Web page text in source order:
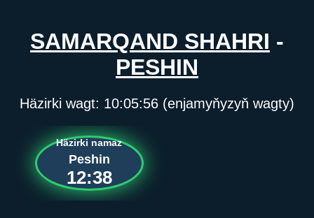
SAMARQAND SHAHRI -
PESHIN
Häzirki wagt: 10:05:56 (enjamyňyzyň wagty)
Häzirki namaz
Peshin
12:38